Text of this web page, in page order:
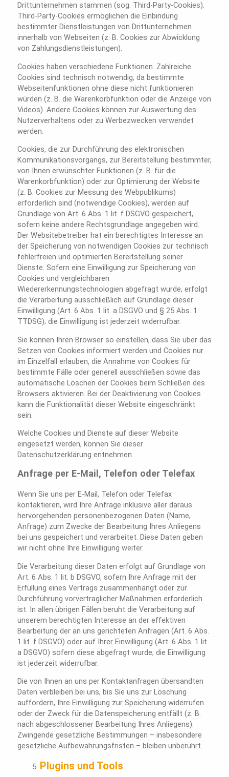
Drittunternehmen stammen (sog. Third-Party-Cookies).
Third-Party-Cookies ermöglichen die Einbindung
bestimmter Dienstleistungen von Drittunternehmen
innerhalb von Webseiten (z. B. Cookies zur Abwicklung
von Zahlungsdienstleistungen).
Cookies haben verschiedene Funktionen. Zahlreiche
Cookies sind technisch notwendig, da bestimmte
Webseitenfunktionen ohne diese nicht funktionieren
würden (z. B. die Warenkorbfunktion oder die Anzeige von
Videos). Andere Cookies können zur Auswertung des
Nutzerverhaltens oder zu Werbezwecken verwendet
werden.
Cookies, die zur Durchführung des elektronischen
Kommunikationsvorgangs, zur Bereitstellung bestimmter,
von Ihnen erwünschter Funktionen (z. B. für die
Warenkorbfunktion) oder zur Optimierung der Website
(z. B. Cookies zur Messung des Webpublikums)
erforderlich sind (notwendige Cookies), werden auf
Grundlage von Art. 6 Abs. 1 lit. f DSGVO gespeichert,
sofern keine andere Rechtsgrundlage angegeben wird.
Der Websitebetreiber hat ein berechtigtes Interesse an
der Speicherung von notwendigen Cookies zur technisch
fehlerfreien und optimierten Bereitstellung seiner
Dienste. Sofern eine Einwilligung zur Speicherung von
Cookies und vergleichbaren
Wiedererkennungstechnologien abgefragt wurde, erfolgt
die Verarbeitung ausschließlich auf Grundlage dieser
Einwilligung (Art. 6 Abs. 1 lit. a DSGVO und § 25 Abs. 1
TTDSG); die Einwilligung ist jederzeit widerrufbar.
Sie können Ihren Browser so einstellen, dass Sie über das
Setzen von Cookies informiert werden und Cookies nur
im Einzelfall erlauben, die Annahme von Cookies für
bestimmte Fälle oder generell ausschließen sowie das
automatische Löschen der Cookies beim Schließen des
Browsers aktivieren. Bei der Deaktivierung von Cookies
kann die Funktionalität dieser Website eingeschränkt
sein.
Welche Cookies und Dienste auf dieser Website
eingesetzt werden, können Sie dieser
Datenschutzerklärung entnehmen.
Anfrage per E-Mail, Telefon oder Telefax
Wenn Sie uns per E-Mail, Telefon oder Telefax
kontaktieren, wird Ihre Anfrage inklusive aller daraus
hervorgehenden personenbezogenen Daten (Name,
Anfrage) zum Zwecke der Bearbeitung Ihres Anliegens
bei uns gespeichert und verarbeitet. Diese Daten geben
wir nicht ohne Ihre Einwilligung weiter.
Die Verarbeitung dieser Daten erfolgt auf Grundlage von
Art. 6 Abs. 1 lit. b DSGVO, sofern Ihre Anfrage mit der
Erfüllung eines Vertrags zusammenhängt oder zur
Durchführung vorvertraglicher Maßnahmen erforderlich
ist. In allen übrigen Fällen beruht die Verarbeitung auf
unserem berechtigten Interesse an der effektiven
Bearbeitung der an uns gerichteten Anfragen (Art. 6 Abs.
1 lit. f DSGVO) oder auf Ihrer Einwilligung (Art. 6 Abs. 1 lit.
a DSGVO) sofern diese abgefragt wurde; die Einwilligung
ist jederzeit widerrufbar.
Die von Ihnen an uns per Kontaktanfragen übersandten
Daten verbleiben bei uns, bis Sie uns zur Löschung
auffordern, Ihre Einwilligung zur Speicherung widerrufen
oder der Zweck für die Datenspeicherung entfällt (z. B.
nach abgeschlossener Bearbeitung Ihres Anliegens).
Zwingende gesetzliche Bestimmungen – insbesondere
gesetzliche Aufbewahrungsfristen – bleiben unberührt.
Plugins und Tools